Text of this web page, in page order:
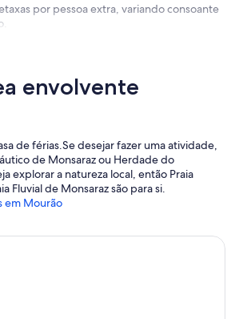
por pessoa extra, variando consoante
envolvente
de férias.Se desejar fazer uma atividade,
de Monsaraz ou Herdade do
explorar a natureza local, então Praia
Fluvial de Monsaraz são para si.
em Mourão